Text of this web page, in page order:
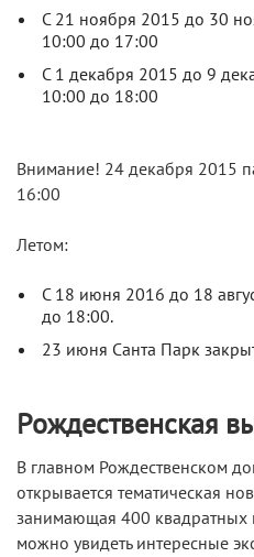
С 21 ноября 2015 до 30
10:00 до 17:00
С 1 декабря 2015 до 9
10:00 до 18:00
Внимание! 24 декабря 2015
16:00
Летом:
С 18 июня 2016 до 18
до 18:00.
23 июня Санта Парк
Рождественская
В главном Рождественском
открывается тематическая
занимающая 400 квадратных
можно увидеть интересные